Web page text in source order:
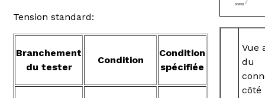
Tension standard:
Branchement
du tester
Condition
Condition
spécifiée
Vue
du
côté